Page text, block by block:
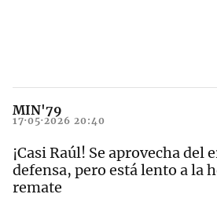
MIN'79
17·05·2026 20:40
¡Casi Raúl! Se aprovecha del
defensa, pero está lento a la
remate